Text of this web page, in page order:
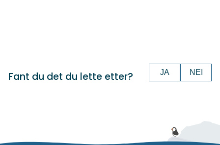
Fant du det du lette etter? JA NEI